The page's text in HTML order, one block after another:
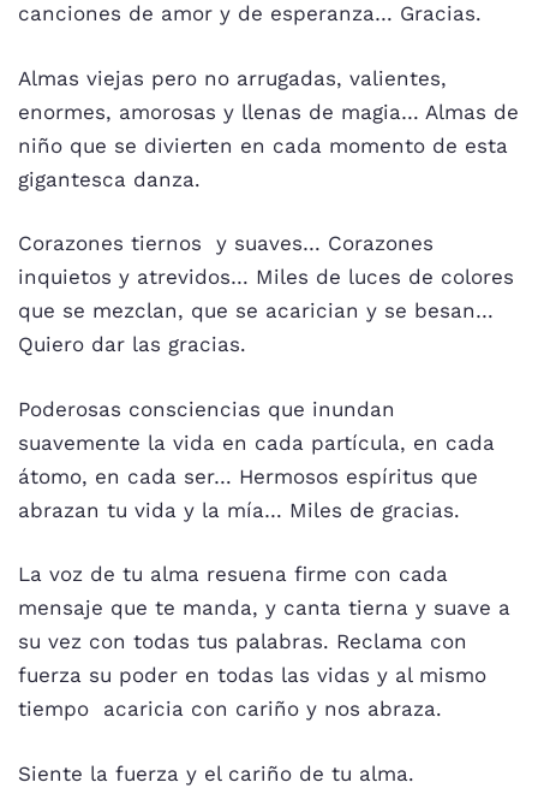
canciones de amor y de esperanza… Gracias.
Almas viejas pero no arrugadas, valientes,
enormes, amorosas y llenas de magia… Almas de
niño que se divierten en cada momento de esta
gigantesca danza.
Corazones tiernos y suaves… Corazones
inquietos y atrevidos… Miles de luces de colores
que se mezclan, que se acarician y se besan…
Quiero dar las gracias.
Poderosas consciencias que inundan
suavemente la vida en cada partícula, en cada
átomo, en cada ser… Hermosos espíritus que
abrazan tu vida y la mía… Miles de gracias.
La voz de tu alma resuena firme con cada
mensaje que te manda, y canta tierna y suave a
su vez con todas tus palabras. Reclama con
fuerza su poder en todas las vidas y al mismo
tiempo acaricia con cariño y nos abraza.
Siente la fuerza y el cariño de tu alma.